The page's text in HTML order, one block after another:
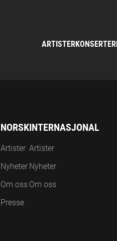
ARTISTERKONSERTER
NORSK
Artister
Nyheter
Om oss
Presse
INTERNASJONAL
Artister
Nyheter
Om oss